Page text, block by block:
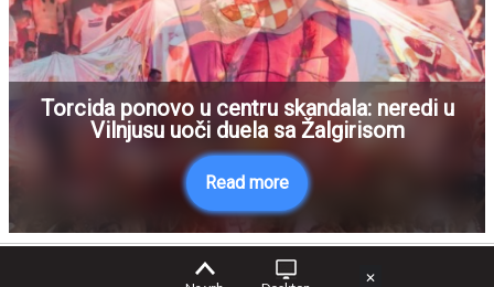
Torcida ponovo u centru skandala: neredi u
Vilnjusu uoči duela sa Žalgirisom
Read more
✕